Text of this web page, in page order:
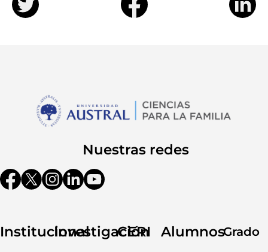
Nuestras redes
InstitucionalInvestigación
CERI AlumnosGrado